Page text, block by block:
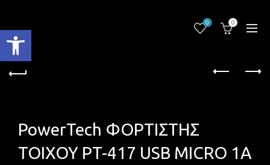
Ανοίξτε τη γραμμή εργαλείων
0 0
PowerTech ΦΟΡΤΙΣΤΗΣ
ΤΟΙΧΟΥ PT-417 USB MICRO 1A